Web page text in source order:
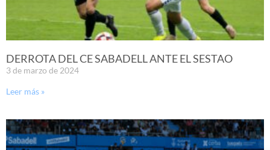
DERROTA DEL CE SABADELL ANTE EL SESTAO
3 de marzo de 2024
Leer más »